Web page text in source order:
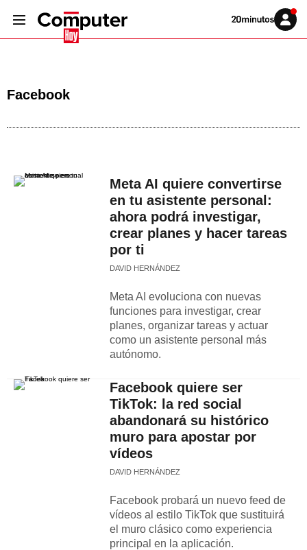
Volver
Iniciar
sesión
Facebook
Meta AI quiere convertirse
en tu asistente personal:
ahora podrá investigar,
crear planes y hacer tareas
por ti
DAVID HERNÁNDEZ
Meta AI evoluciona con nuevas
funciones para investigar, crear
planes, organizar tareas y actuar
como un asistente personal más
autónomo.
Facebook quiere ser
TikTok: la red social
abandonará su histórico
muro para apostar por
vídeos
DAVID HERNÁNDEZ
Facebook probará un nuevo feed de
vídeos al estilo TikTok que sustituirá
el muro clásico como experiencia
principal en la aplicación.